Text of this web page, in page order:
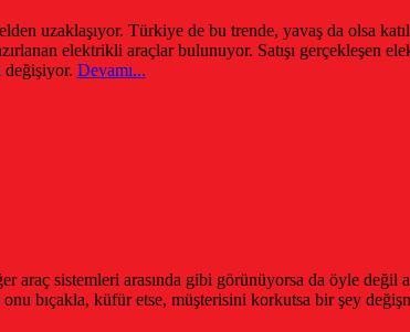
uzaklaşıyor. Türkiye de bu trende, yavaş da olsa
elektrikli araçlar bulunuyor. Satışı gerçekleşen
değişiyor. Devamı...
araç sistemleri arasında gibi görünüyorsa da öyle
bıçakla, küfür etse, müşterisini korkutsa bir şey